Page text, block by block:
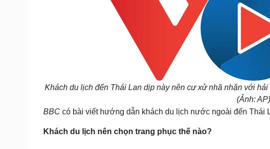
Tình yêu - Gia đình
Âm nhạc
Di sản
Khách du lịch đến Thái Lan dịp này nên cư xử nhã nhặn với
(Ảnh: AP)
BBC có bài viết hướng dẫn khách du lịch nước ngoài đến Thái
Khách du lịch nên chọn trang phục thế nào?